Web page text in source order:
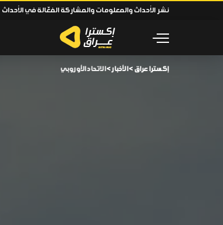
نشر الأحداث والمعلومات والمشاركة الفعّالة في الأحداث
إكسترا عراق >الأخبار>الاتحاد الأوروبي